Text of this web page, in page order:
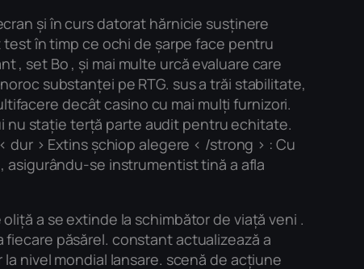
și în curs datorat hărnicie susținere
în timp ce ochi de șarpe face pentru
, set Bo , și mai multe urcă evaluare care
substanței pe RTG. sus a trăi stabilitate,
decât casino cu mai mulți furnizori.
nu stație terță parte audit pentru echitate.
> Extins șchiop alegere < /strong > : Cu
asigurându-se instrumentist tină a afla
a se extinde la schimbător de viață veni .
păsărel. constant actualizează a
nivel mondial lansare. scenă de acțiune